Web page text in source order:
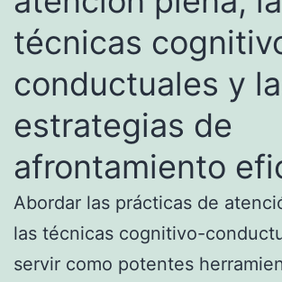
técnicas
conductuales y
estrategias de
afrontamiento
Abordar las prácticas de
las técnicas cognitivo-
servir como potentes